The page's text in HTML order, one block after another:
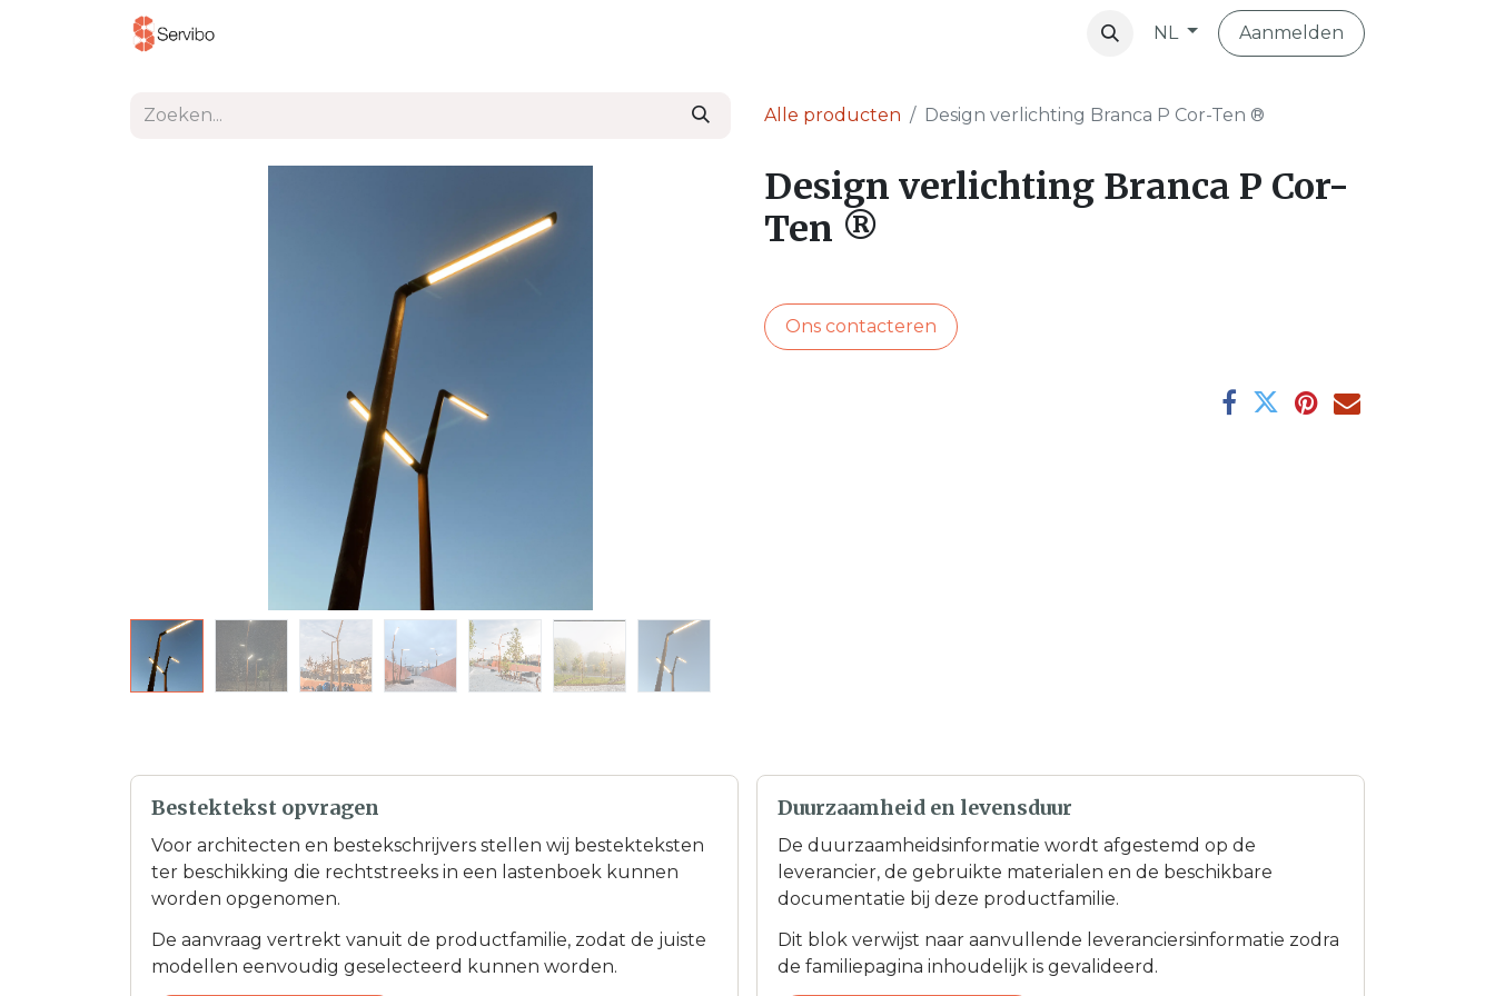
NL Aanmelden
Alle producten Design verlichting Branca P Cor-Ten ®
Design verlichting Branca P Cor-
Ten ®
Ons contacteren
Bestektekst opvragen
Voor architecten en bestekschrijvers stellen wij bestekteksten
ter beschikking die rechtstreeks in een lastenboek kunnen
worden opgenomen.
De aanvraag vertrekt vanuit de productfamilie, zodat de juiste
modellen eenvoudig geselecteerd kunnen worden.
Duurzaamheid en levensduur
De duurzaamheidsinformatie wordt afgestemd op de
leverancier, de gebruikte materialen en de beschikbare
documentatie bij deze productfamilie.
Dit blok verwijst naar aanvullende leveranciersinformatie zodra
de familiepagina inhoudelijk is gevalideerd.